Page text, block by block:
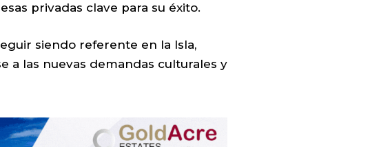
privadas clave para su éxito.
siendo referente en la Isla,
a las nuevas demandas culturales y